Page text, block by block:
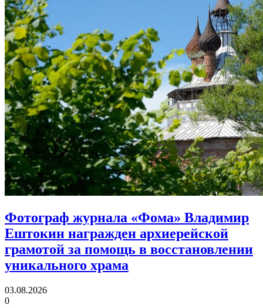
Фотограф журнала «Фома» Владимир
Ештокин награжден архиерейской
грамотой за помощь в восстановлении
уникального храма
03.08.2026
0